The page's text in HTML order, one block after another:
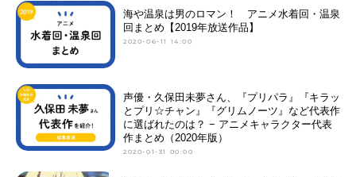
海や温泉は男のロマン！ アニメ水着回・温泉
回まとめ【2019年放送作品】
2020-06-11 14:00
声優・久保田未夢さん、『プリパラ』『キラッ
とプリ☆チャン』『グリムノーツ』など代表作
に選ばれたのは？ − アニメキャラクター代表
作まとめ（2020年版）
2020-01-31 00:00